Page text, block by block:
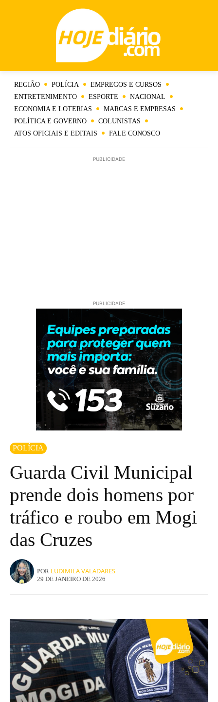
REGIÃO POLÍCIA
EMPREGOS E CURSOS
ENTRETENIMENTO
ESPORTE
NACIONAL
ECONOMIA E LOTERIAS
MARCAS E EMPRESAS
POLÍTICA E GOVERNO
COLUNISTAS
ATOS OFICIAIS E EDITAIS
FALE CONOSCO
PUBLICIDADE
PUBLICIDADE
POLÍCIA
Guarda Civil Municipal
prende dois homens por
tráfico e roubo em Mogi
das Cruzes
POR LUDIMILA VALADARES
29 DE JANEIRO DE 2026